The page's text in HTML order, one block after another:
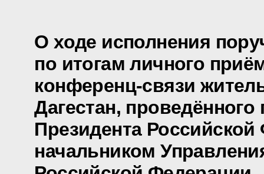
О ходе исполнения
по итогам личного
конференц-связи
Дагестан,
Президента
начальником